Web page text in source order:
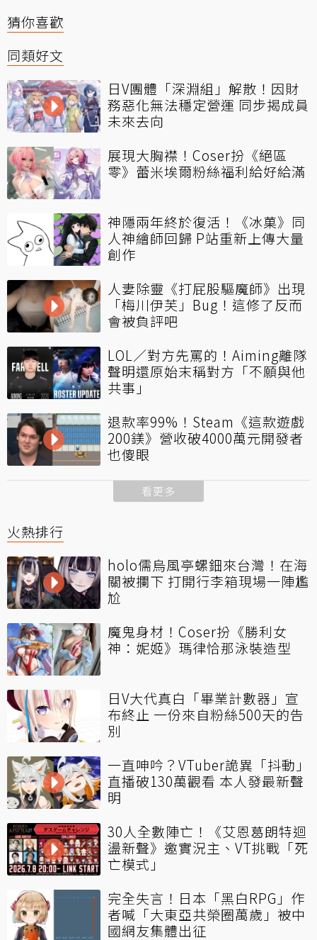
猜你喜歡
同類好文
日V團體「深淵組」解散！因財
務惡化無法穩定營運 同步揭成員
未來去向
展現大胸襟！Coser扮《絕區
零》蕾米埃爾粉絲福利給好給滿
神隱兩年終於復活！《冰菓》同
人神繪師回歸 P站重新上傳大量
創作
人妻除靈《打屁股驅魔師》出現
「梅川伊芙」Bug！這修了反而
會被負評吧
LOL／對方先罵的！Aiming離隊
聲明還原始末稱對方「不願與他
共事」
退款率99%！Steam《這款遊戲
200鎂》營收破4000萬元開發者
也傻眼
看更多
火熱排行
holo儒烏風亭螺鈿來台灣！在海
關被攔下 打開行李箱現場一陣尷
尬
魔鬼身材！Coser扮《勝利女
神：妮姬》瑪律恰那泳裝造型
日V大代真白「畢業計數器」宣
布終止 一份來自粉絲500天的告
別
一直呻吟？VTuber詭異「抖動」
直播破130萬觀看 本人發最新聲
明
30人全數陣亡！《艾恩葛朗特迴
盪新聲》邀實況主、VT挑戰「死
亡模式」
完全失言！日本「黑白RPG」作
者喊「大東亞共榮圈萬歲」被中
國網友集體出征